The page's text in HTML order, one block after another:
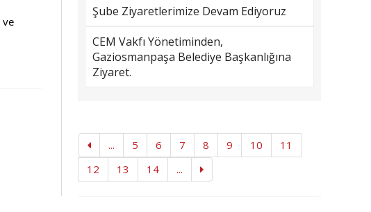
ve
Şube Ziyaretlerimize Devam Ediyoruz
CEM Vakfı Yönetiminden,
Gaziosmanpaşa Belediye Başkanlığına
Ziyaret.
... 5 6 7 8 9 10
11
12
13 14 ...